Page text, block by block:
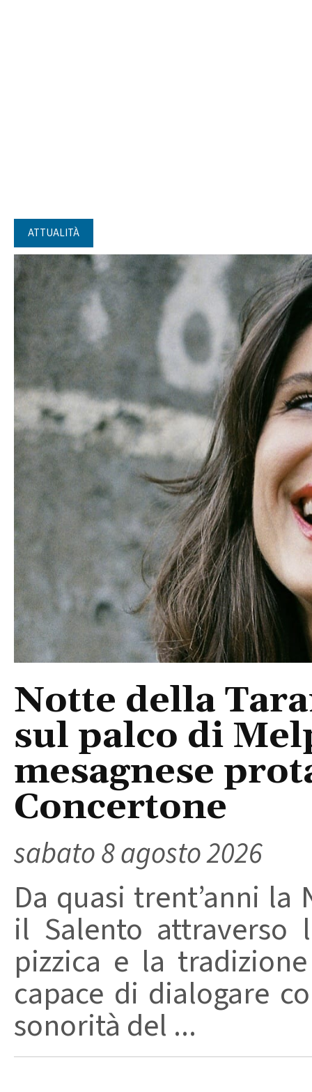
ATTUALITÀ
Notte della
sul palco di
mesagnese
Concertone
sabato 8 agosto 2026
Da quasi trent’anni
il Salento attraverso
pizzica e la
capace di dialogare
sonorità del ...